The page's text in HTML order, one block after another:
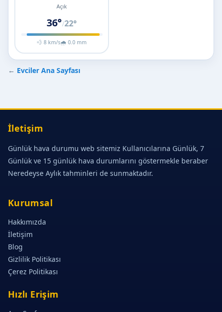
Açık
36°/22°
💨 8 km/s🌧 0.0 mm
← Evciler Ana Sayfası
İletişim
Günlük hava durumu web sitemiz Kullanıcılarına Günlük, 7
Günlük ve 15 günlük hava durumlarını göstermekle beraber
Neredeyse Aylık tahminleri de sunmaktadır.
Kurumsal
Hakkımızda
İletişim
Blog
Gizlilik Politikası
Çerez Politikası
Hızlı Erişim